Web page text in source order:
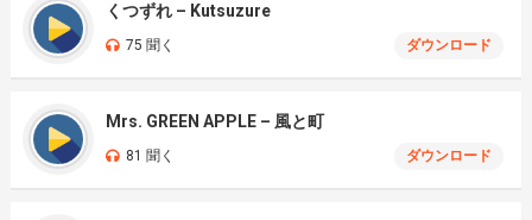
くつずれ – Kutsuzure
75 聞く ダウンロード
Mrs. GREEN APPLE – 風と町
81 聞く ダウンロード